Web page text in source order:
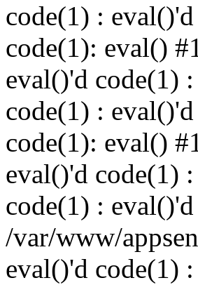
code(1) :
code(1): eval()
eval()'d code(1)
code(1) :
code(1): eval()
eval()'d code(1)
code(1) :
/var/www/
eval()'d code(1)